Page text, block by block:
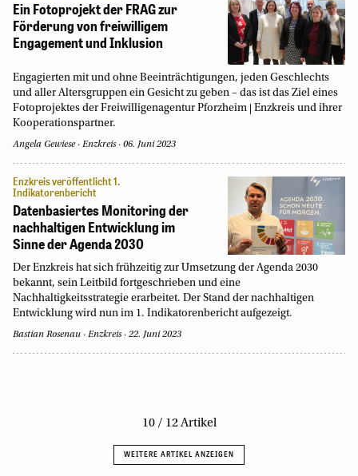
Ein Fotoprojekt der FRAG zur
Förderung von freiwilligem
Engagement und Inklusion
Engagierten mit und ohne Beeinträchtigungen, jeden Geschlechts
und aller Altersgruppen ein Gesicht zu geben – das ist das Ziel eines
Fotoprojektes der Freiwilligenagentur Pforzheim | Enzkreis und ihrer
Kooperationspartner.
Angela Gewiese Enzkreis 06. Juni 2023
Enzkreis veröffentlicht 1.
Indikatorenbericht
Datenbasiertes Monitoring der
nachhaltigen Entwicklung im
Sinne der Agenda 2030
Der Enzkreis hat sich frühzeitig zur Umsetzung der Agenda 2030
bekannt, sein Leitbild fortgeschrieben und eine
Nachhaltigkeitsstrategie erarbeitet. Der Stand der nachhaltigen
Entwicklung wird nun im 1. Indikatorenbericht aufgezeigt.
Bastian Rosenau Enzkreis 22. Juni 2023